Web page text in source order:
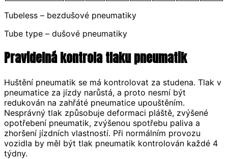
Tubeless – bezdušové pneumatiky
Tube type – dušové pneumatiky
Pravidelná kontrola tlaku pneumatik
Huštění pneumatik se má kontrolovat za studena. Tlak v
pneumatice za jízdy narůstá, a proto nesmí být
redukován na zahřáté pneumatice upouštěním.
Nesprávný tlak způsobuje deformaci pláště, zvýšené
opotřebení pneumatik, zvýšenou spotřebu paliva a
zhoršení jízdních vlastností. Při normálním provozu
vozidla by měl být tlak pneumatik kontrolován každé 4
týdny.